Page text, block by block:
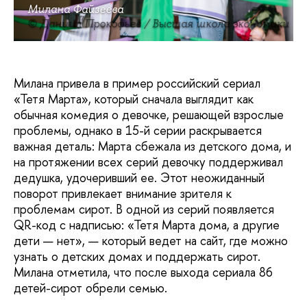
Милана Файзеева
© Даниил Прокофьев / Высшая школа экономики
Милана привела в пример российский сериал
«Тетя Марта», который сначала выглядит как
обычная комедия о девочке, решающей взрослые
проблемы, однако в 15-й серии раскрывается
важная деталь: Марта сбежала из детского дома, и
на протяжении всех серий девочку поддерживал
дедушка, удочеривший ее. Этот неожиданный
поворот привлекает внимание зрителя к
проблемам сирот. В одной из серий появляется
QR-код с надписью: «Тетя Марта дома, а другие
дети — нет», — который ведет на сайт, где можно
узнать о детских домах и поддержать сирот.
Милана отметила, что после выхода сериала 86
детей-сирот обрели семью.